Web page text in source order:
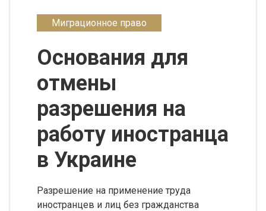
Миграционное право
Основания для
отмены
разрешения на
работу иностранца
в Украине
Разрешение на применение труда
иностранцев и лиц без гражданства